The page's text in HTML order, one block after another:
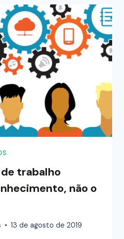
trabalho
não o
13 de agosto de 2019